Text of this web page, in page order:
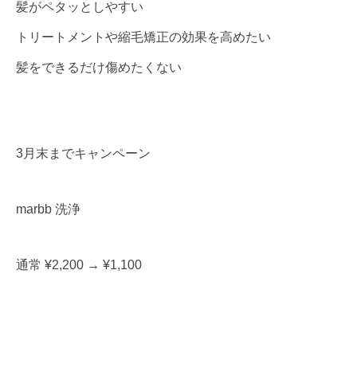
髪がペタッとしやすい
トリートメントや縮毛矯正の効果を高めたい
髪をできるだけ傷めたくない
3月末までキャンペーン
marbb 洗浄
通常 ¥2,200 → ¥1,100